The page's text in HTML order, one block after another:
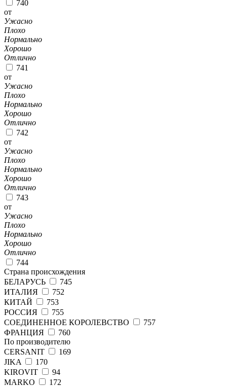
740
от
Ужасно
Плохо
Нормально
Хорошо
Отлично
741
от
Ужасно
Плохо
Нормально
Хорошо
Отлично
742
от
Ужасно
Плохо
Нормально
Хорошо
Отлично
743
от
Ужасно
Плохо
Нормально
Хорошо
Отлично
744
Страна происхождения
БЕЛАРУСЬ
745
ИТАЛИЯ
752
КИТАЙ
753
РОССИЯ
755
СОЕДИНЕННОЕ КОРОЛЕВСТВО
757
ФРАНЦИЯ
760
По производителю
CERSANIT
169
JIKA
170
KIROVIT
94
MARKO
172